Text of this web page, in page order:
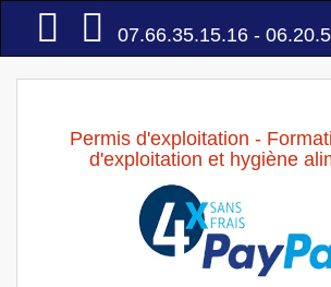
Accueil
07.66.35.15.16 -
Permis d'exploitation -
d'exploitation et hygiène